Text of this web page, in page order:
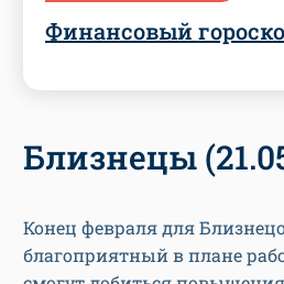
Финансовый
Близнецы
Конец февраля для
благоприятный в плане